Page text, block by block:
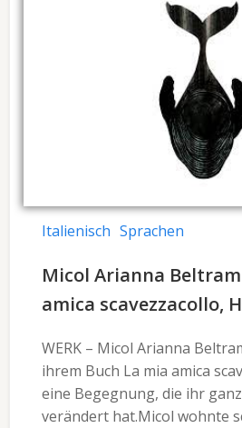
Italienisch Sprachen
Micol Arianna
amica scavezzacollo,
WERK – Micol Arianna
ihrem Buch La mia amica
eine Begegnung, die ihr
verändert hat.Micol wohnte